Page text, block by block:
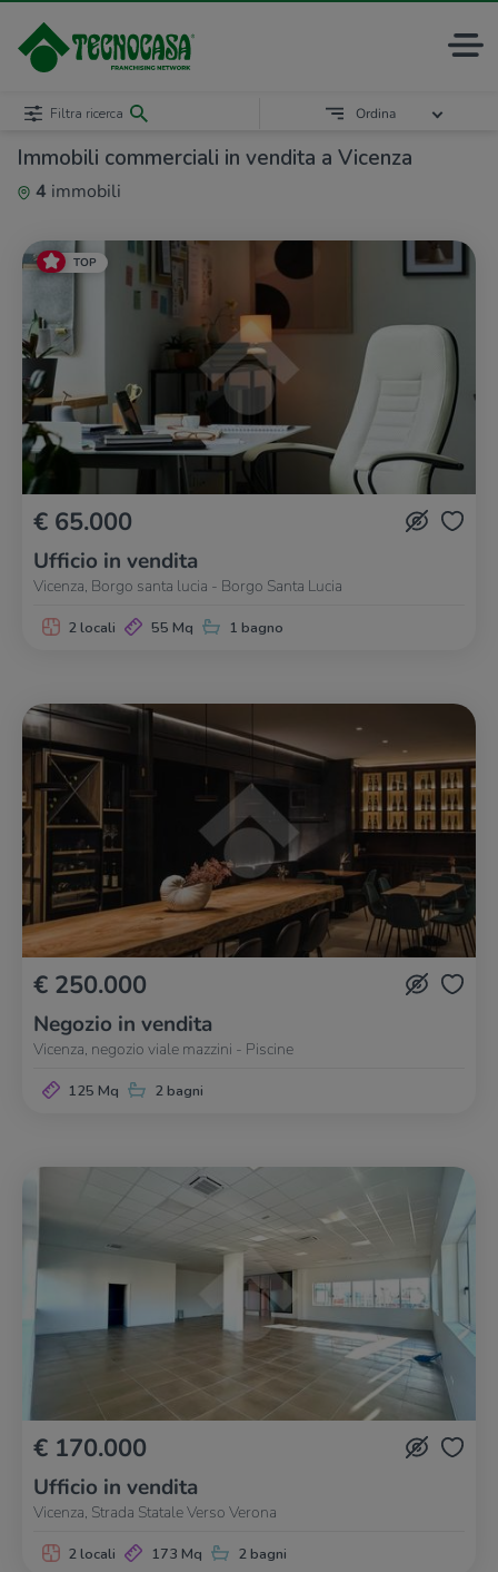
Immobili commerciali in vendita a Vicenza
4 immobili
Filtra ricerca Ordina
TOP
€ 65.000
Ufficio in vendita
Vicenza, Borgo santa lucia - Borgo Santa Lucia
2 locali 55 Mq 1 bagno
€ 250.000
Negozio in vendita
Vicenza, negozio viale mazzini - Piscine
125 Mq 2 bagni
€ 170.000
Ufficio in vendita
Vicenza, Strada Statale Verso Verona
2 locali 173 Mq 2 bagni